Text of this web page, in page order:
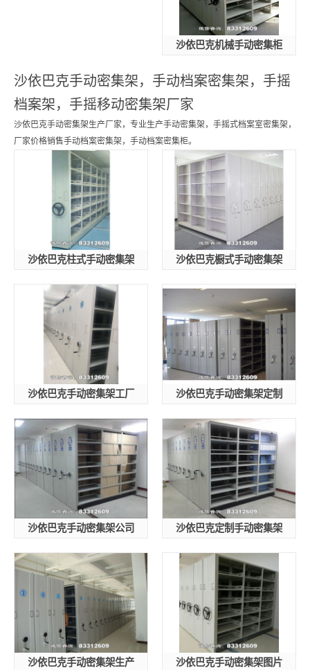
沙依巴克机械手动密集柜
沙依巴克手动密集架，手动档案密集架，手摇
档案架，手摇移动密集架厂家
沙依巴克手动密集架生产厂家，专业生产手动密集架，手摇式档案室密集架，
厂家价格销售手动档案密集架，手动档案密集柜。
沙依巴克柱式手动密集架 沙依巴克橱式手动密集架
沙依巴克手动密集架工厂 沙依巴克手动密集架定制
沙依巴克手动密集架公司 沙依巴克定制手动密集架
沙依巴克手动密集架生产 沙依巴克手动密集架图片